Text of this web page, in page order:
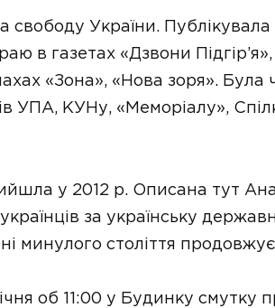
України. Публікувала
в газетах «Дзвони Підгір’я»,
«Зона», «Нова зоря». Була
УПА, КУНу, «Меморіалу»,
у 2012 р. Описана тут
за українську
минулого століття
об 11:00 у Будинку смутку